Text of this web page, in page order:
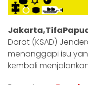
Darat (KSAD)
menanggapi isu
kembali